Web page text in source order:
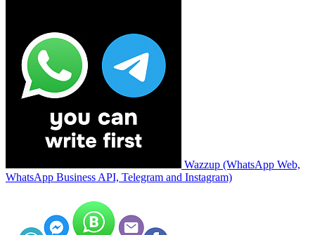
Wazzup (WhatsApp Web,
WhatsApp Business API, Telegram and Instagram)